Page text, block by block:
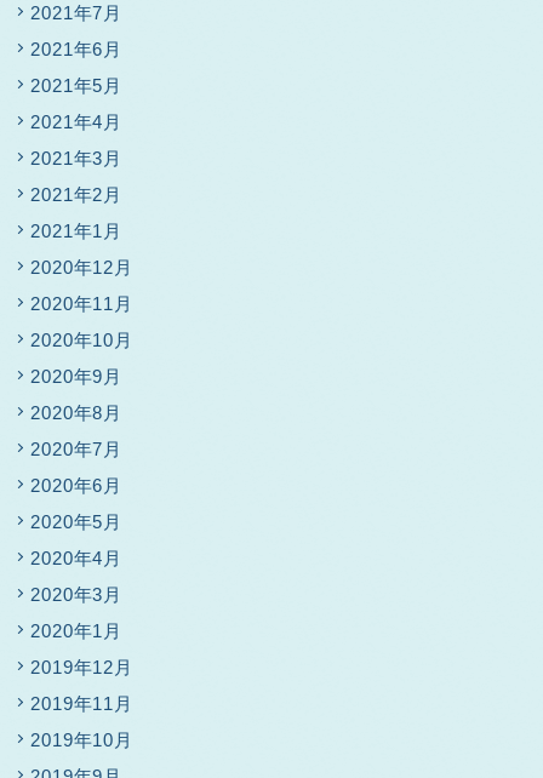
2021年7月
2021年6月
2021年5月
2021年4月
2021年3月
2021年2月
2021年1月
2020年12月
2020年11月
2020年10月
2020年9月
2020年8月
2020年7月
2020年6月
2020年5月
2020年4月
2020年3月
2020年1月
2019年12月
2019年11月
2019年10月